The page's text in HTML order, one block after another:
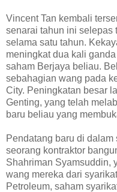
Vincent Tan kembali
senarai tahun ini selepas
selama satu tahun.
meningkat dua kali
saham Berjaya beliau.
sebahagian wang pada
City. Peningkatan besar
Genting, yang telah
baru beliau yang
Pendatang baru di
seorang kontraktor
Shahriman Syamsuddin,
wang mereka dari
Petroleum, saham